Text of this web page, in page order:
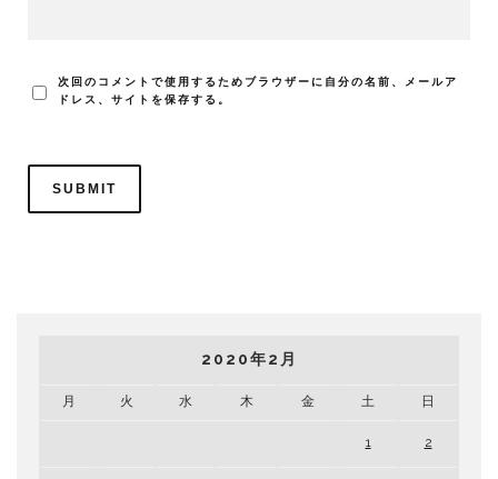
次回のコメントで使用するためブラウザーに自分の名前、メールア
ドレス、サイトを保存する。
2020年2月
月 火 水 木 金 土 日
1 2